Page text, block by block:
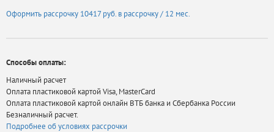
Оформить рассрочку 10417 руб. в рассрочку / 12 мес.
Способы оплаты:
Наличный расчет
Оплата пластиковой картой Visa, MasterCard
Оплата пластиковой картой онлайн ВТБ банка и Сбербанка России
Безналичный расчет.
Подробнее об условиях рассрочки